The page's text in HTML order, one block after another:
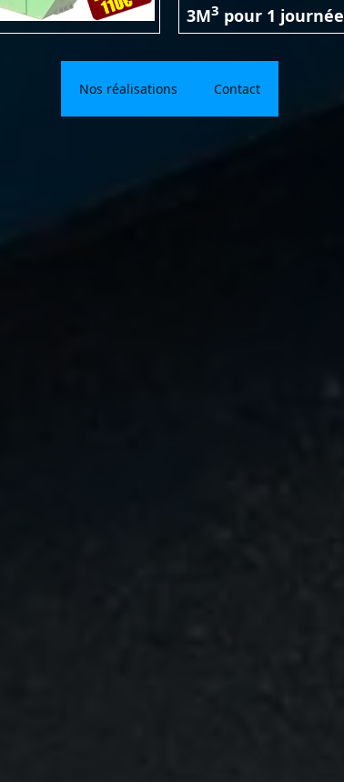
3M3 pour 1 journée
Nos réalisations Contact